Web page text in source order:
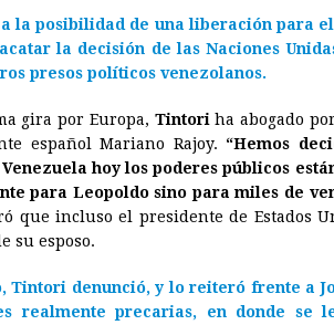
la posibilidad de una liberación para
la decisión de las Naciones
presos políticos venezolanos.
gira por Europa, Tintori ha abogado
español Mariano Rajoy. “Hemos
hoy los poderes públicos
para Leopoldo sino para miles de
que incluso el presidente de Estados
su esposo.
Tintori denunció, y lo reiteró frente a
realmente precarias, en donde se